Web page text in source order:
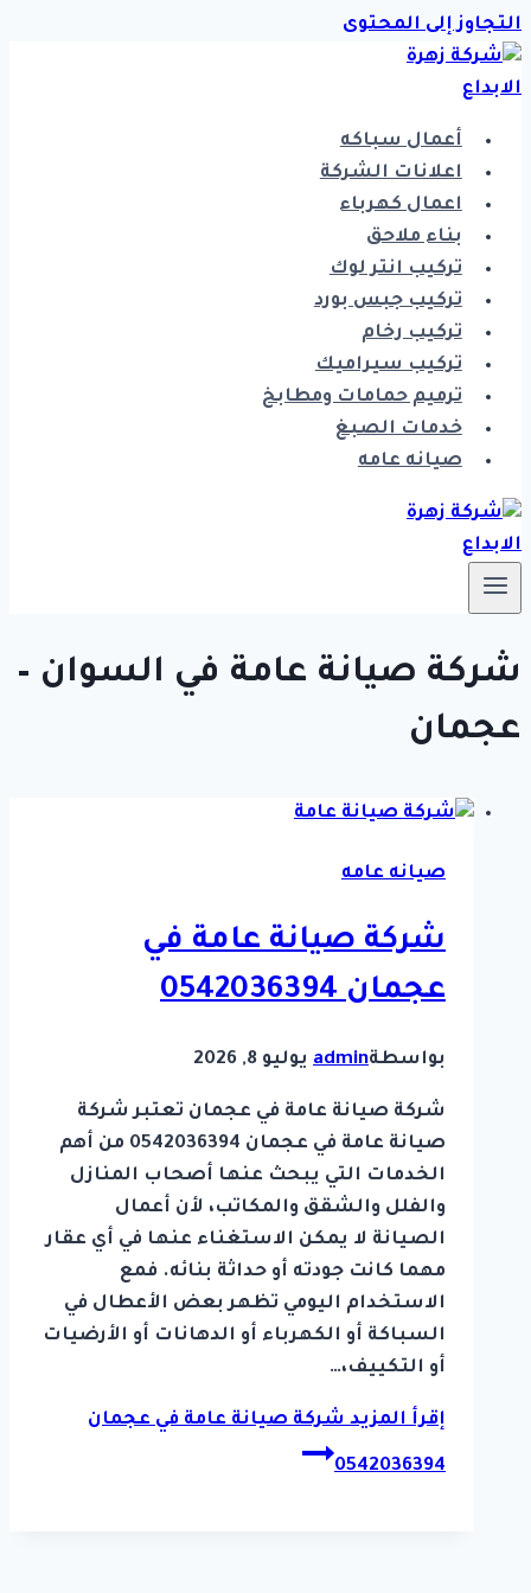
التجاوز إلى المحتوى
أعمال سباكه
اعلانات الشركة
اعمال كهرباء
بناء ملاحق
تركيب انتر لوك
تركيب جبس بورد
تركيب رخام
تركيب سيراميك
ترميم حمامات ومطابخ
خدمات الصبغ
صيانه عامه
شركة صيانة عامة في السوان –
عجمان
صيانه عامه
شركة صيانة عامة في
عجمان 0542036394
بواسطةadmin يوليو 8, 2026
شركة صيانة عامة في عجمان تعتبر شركة
صيانة عامة في عجمان 0542036394 من أهم
الخدمات التي يبحث عنها أصحاب المنازل
والفلل والشقق والمكاتب، لأن أعمال
الصيانة لا يمكن الاستغناء عنها في أي عقار
مهما كانت جودته أو حداثة بنائه. فمع
الاستخدام اليومي تظهر بعض الأعطال في
السباكة أو الكهرباء أو الدهانات أو الأرضيات
أو التكييف،…
إقرأ المزيدشركة صيانة عامة في عجمان
0542036394